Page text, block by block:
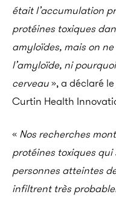
était l’accumulation
protéines toxiques
amyloïdes, mais on
l’amyloïde, ni
cerveau», a déclaré
Curtin Health
« Nos recherches
protéines toxiques
personnes atteintes
infiltrent très